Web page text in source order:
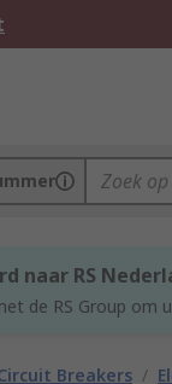
naar RS
de RS Group om
Breakers /